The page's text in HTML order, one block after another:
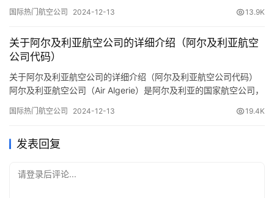
公司名称：Bonza Airline（亦可译作“华丽航空”或“超赞航空”） 总部
Queen…
国际热门航空公司 2024-12-13 13.9K
关于阿尔及利亚航空公司的详细介绍（阿尔及利亚航空
公司代码）
关于阿尔及利亚航空公司的详细介绍（阿尔及利亚航空公司代码）
阿尔及利亚航空公司（Air Algerie）是阿尔及利亚的国家航空公司，
公司名称：阿尔及利亚航空公司（Air Algerie） 外文名：Air Algerie
国际热门航空公司 2024-12-13 19.4K
发表回复
请登录后评论...